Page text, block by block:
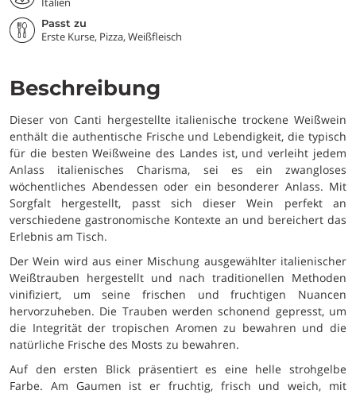
Passt zu
Erste Kurse, Pizza, Weißfleisch
Beschreibung
Dieser von Canti hergestellte italienische trockene Weißwein
enthält die authentische Frische und Lebendigkeit, die typisch
für die besten Weißweine des Landes ist, und verleiht jedem
Anlass italienisches Charisma, sei es ein zwangloses
wöchentliches Abendessen oder ein besonderer Anlass. Mit
Sorgfalt hergestellt, passt sich dieser Wein perfekt an
verschiedene gastronomische Kontexte an und bereichert das
Erlebnis am Tisch.
Der Wein wird aus einer Mischung ausgewählter italienischer
Weißtrauben hergestellt und nach traditionellen Methoden
vinifiziert, um seine frischen und fruchtigen Nuancen
hervorzuheben. Die Trauben werden schonend gepresst, um
die Integrität der tropischen Aromen zu bewahren und die
natürliche Frische des Mosts zu bewahren.
Auf den ersten Blick präsentiert es eine helle strohgelbe
Farbe. Am Gaumen ist er fruchtig, frisch und weich, mit